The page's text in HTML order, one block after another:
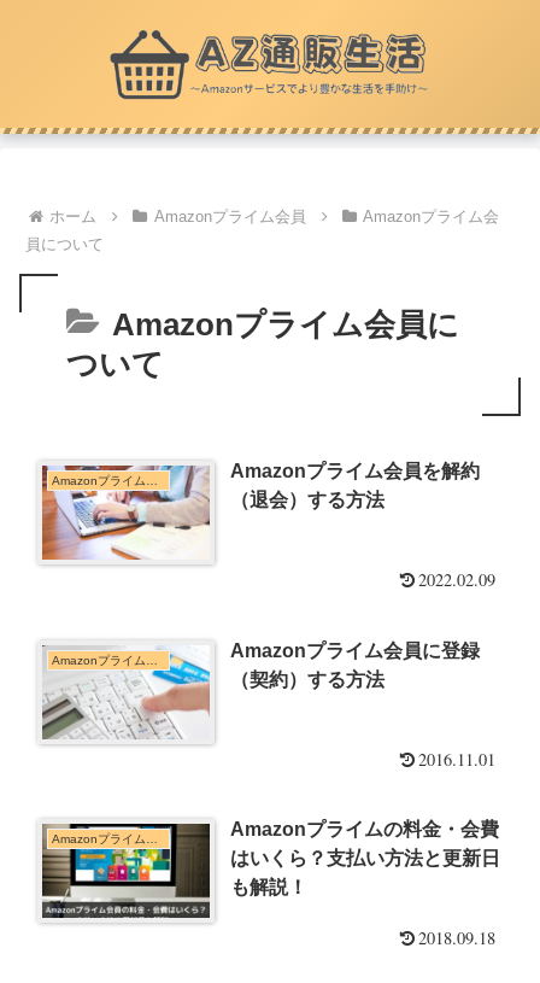
ホーム Amazonプライム会員
Amazonプライム会
員について
Amazonプライム会員に
ついて
Amazonプライム会員を解約
（退会）する方法
2022.02.09
Amazonプライム会員に登録
（契約）する方法
2016.11.01
Amazonプライムの料金・会費
はいくら？支払い方法と更新日
も解説！
2018.09.18